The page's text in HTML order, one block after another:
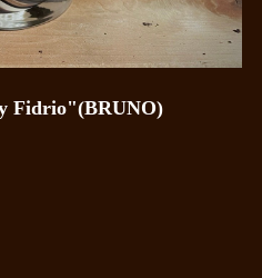
Fidrio"(BRUNO)